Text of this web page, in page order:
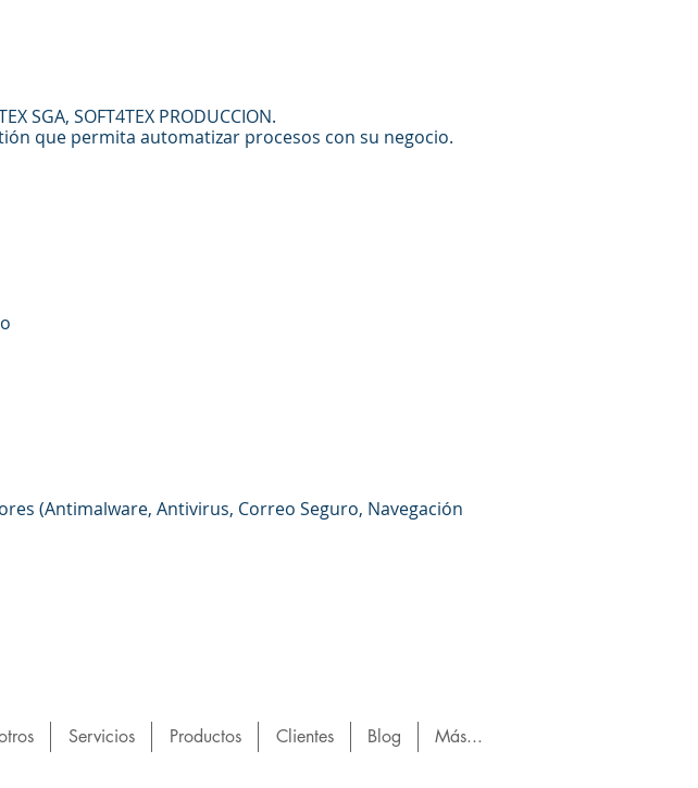
SGA, SOFT4TEX PRODUCCION.
que permita automatizar procesos con su negocio.
(Antimalware, Antivirus, Correo Seguro, Navegación
Servicios Productos Clientes Blog Más...